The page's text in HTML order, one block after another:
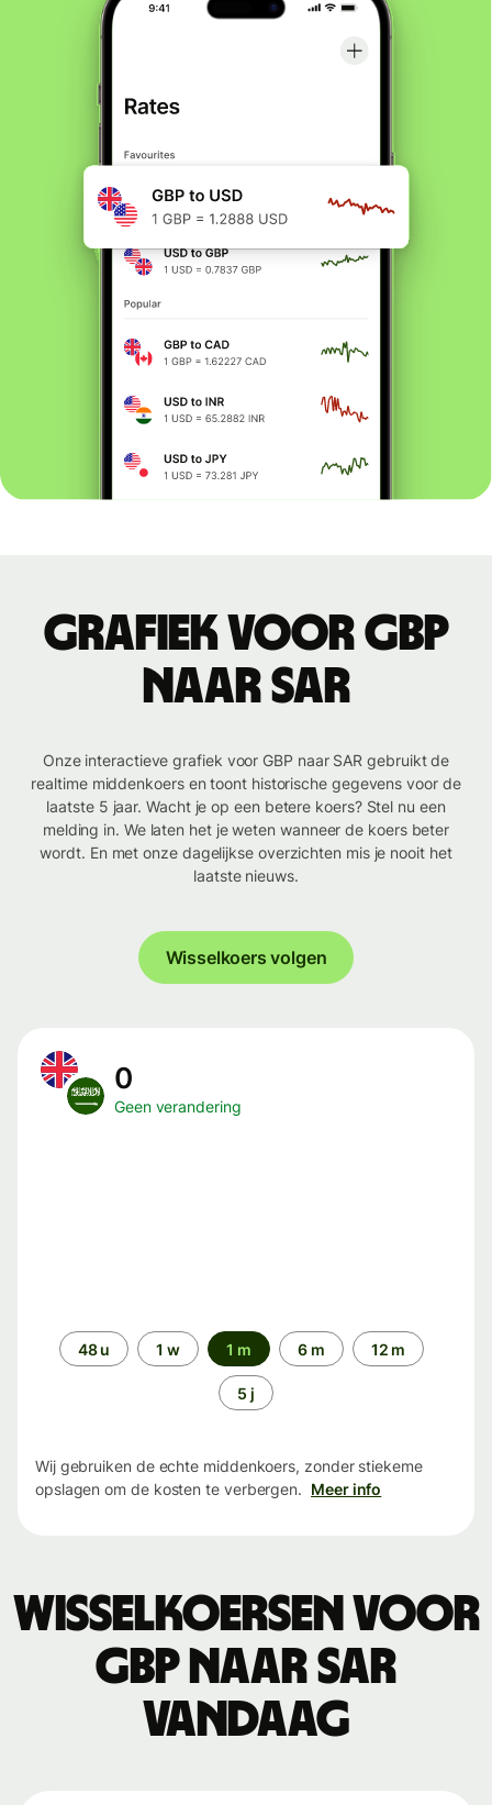
Grafiek voor GBP
naar SAR
Onze interactieve grafiek voor GBP naar SAR gebruikt de
realtime middenkoers en toont historische gegevens voor de
laatste 5 jaar. Wacht je op een betere koers? Stel nu een
melding in. We laten het je weten wanneer de koers beter
wordt. En met onze dagelijkse overzichten mis je nooit het
laatste nieuws.
Wisselkoers volgen
0
Geen verandering
Periode48 u 1 w 1 m 6 m 12 m
5 j
Wij gebruiken de echte middenkoers, zonder stiekeme
opslagen om de kosten te verbergen. Meer info
Wisselkoersen voor
GBP naar SAR
vandaag